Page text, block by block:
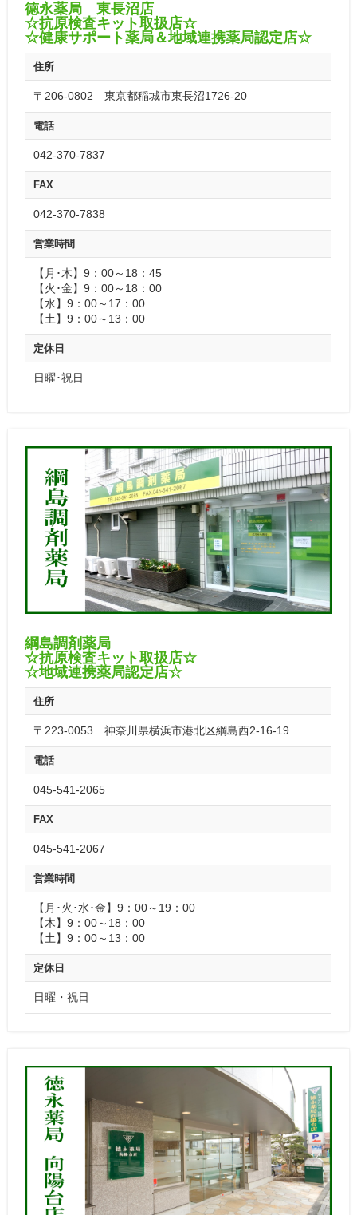
徳永薬局 東長沼店
☆抗原検査キット取扱店☆
☆健康サポート薬局＆地域連携薬局認定店☆
住所
〒206-0802 東京都稲城市東長沼1726-20
電話
042-370-7837
FAX
042-370-7838
営業時間
【月･木】9：00～18：45
【火･金】9：00～18：00
【水】9：00～17：00
【土】9：00～13：00
定休日
日曜･祝日
綱島調剤薬局
☆抗原検査キット取扱店☆
☆地域連携薬局認定店☆
住所
〒223-0053 神奈川県横浜市港北区綱島西2-16-19
電話
045-541-2065
FAX
045-541-2067
営業時間
【月･火･水･金】9：00～19：00
【木】9：00～18：00
【土】9：00～13：00
定休日
日曜・祝日